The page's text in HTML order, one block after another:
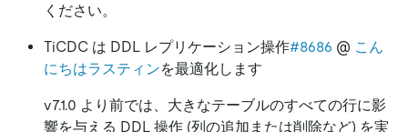
ください。
TiCDC は DDL レプリケーション操作#8686 @ こん
にちはラスティンを最適化します
v7.1.0 より前では、大きなテーブルのすべての行に影
響を与える DDL 操作 (列の追加または削除など) を実